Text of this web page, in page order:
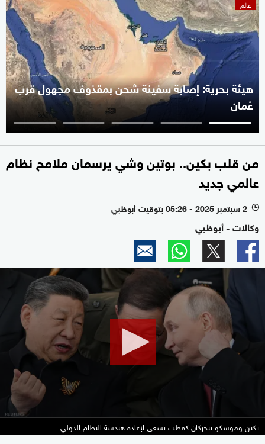
عالم
هيئة بحرية: إصابة سفينة شحن بمقذوف مجهول قرب
عُمان
من قلب بكين.. بوتين وشي يرسمان ملامح نظام
عالمي جديد
l 2 سبتمبر 2025 - 05:26 بتوقيت أبوظبي
وكالات - أبوظبي
seconds
minute,
seconds
بكين وموسكو تتحركان كقطب يسعى لإعادة هندسة النظام الدولي